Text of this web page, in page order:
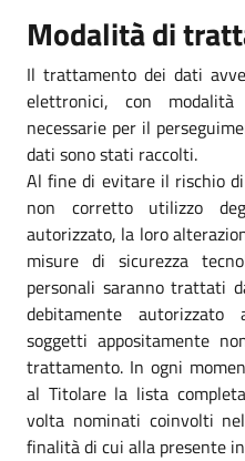
Modalità di
Il trattamento dei dati
elettronici, con
necessarie per il
dati sono stati raccolti.
Al fine di evitare il rischio
non corretto utilizzo
autorizzato, la loro
misure di sicurezza
personali saranno trattati
debitamente
soggetti appositamente
trattamento. In ogni
al Titolare la lista
volta nominati coinvolti
finalità di cui alla presente